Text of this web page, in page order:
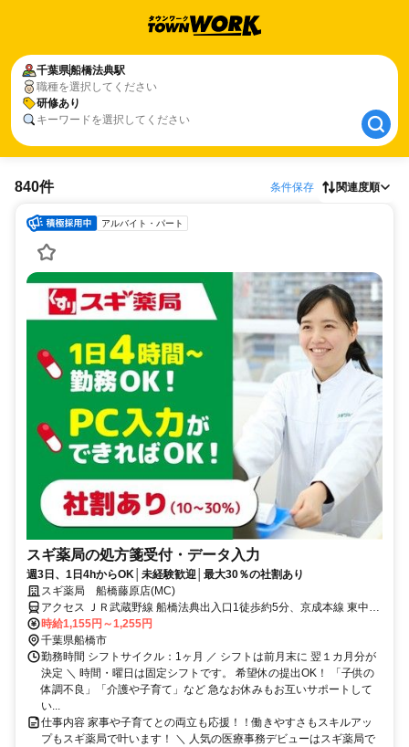
千葉県船橋法典駅
職種を選択してください
研修あり
キーワードを選択してください
千葉県船橋法典駅
研修あり
840件 条件保存 関連度順
アルバイト・パート
スギ薬局の処方箋受付・データ入力
週3日、1日4hからOK│未経験歓迎│最大30％の社割あり
スギ薬局 船橋藤原店(MC)
アクセス ＪＲ武蔵野線 船橋法典出入口1徒歩約5分、京成本線 東中山
北口徒歩約27分、京成本線 京成中山徒歩約27分
時給1,155円～1,255円
千葉県船橋市
勤務時間 シフトサイクル：1ヶ月 ／ シフトは前月末に 翌１カ月分が
決定 ＼ 時間・曜日は固定シフトです。 希望休の提出OK！ 「子供の
体調不良」「介護や子育て」など 急なお休みもお互いサポートして
い...
仕事内容 家事や子育てとの両立も応援！！働きやすさもスキルアッ
プもスギ薬局で叶います！ ＼ 人気の医療事務デビューはスギ薬局で